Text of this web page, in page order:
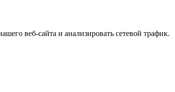
веб-сайта и анализировать сетевой трафик.